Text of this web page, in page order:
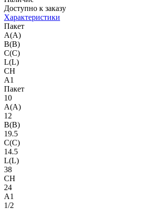
Доступно к заказу
Характеристики
Пакет
A(A)
B(B)
C(C)
L(L)
CH
A1
Пакет
10
A(A)
12
B(B)
19.5
C(C)
14.5
L(L)
38
CH
24
A1
1/2